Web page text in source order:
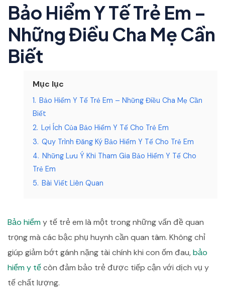
Bảo Hiểm Y Tế Trẻ Em –
Những Điều Cha Mẹ Cần
Biết
Mục lục
1. Bảo Hiểm Y Tế Trẻ Em – Những Điều Cha Mẹ Cần
Biết
2. Lợi Ích Của Bảo Hiểm Y Tế Cho Trẻ Em
3. Quy Trình Đăng Ký Bảo Hiểm Y Tế Cho Trẻ Em
4. Những Lưu Ý Khi Tham Gia Bảo Hiểm Y Tế Cho
Trẻ Em
5. Bài Viết Liên Quan
Bảo hiểmy tế trẻ em là một trong những vấn đề quan
trọng mà các bậc phụ huynh cần quan tâm. Không chỉ
giúp giảm bớt gánh nặng tài chính khi con ốm đau,bảo
hiểm y tếcòn đảm bảo trẻ được tiếp cận với dịch vụ y
tế chất lượng.